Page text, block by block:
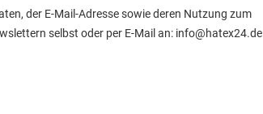
der E-Mail-Adresse sowie deren Nutzung zum
selbst oder per E-Mail an: info@hatex24.de